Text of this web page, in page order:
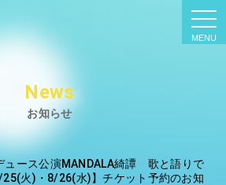
News
お知らせ
ュース公演MANDALA綺譚 歌と語りで
火)・8/26(水)】チケット予約のお知